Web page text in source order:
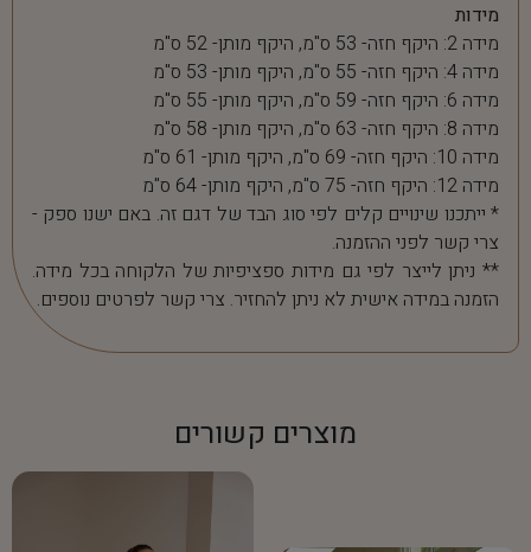
מידות
מידה 2: היקף חזה- 53 ס"מ, היקף מותן- 52 ס"מ
מידה 4: היקף חזה- 55 ס"מ, היקף מותן- 53 ס"מ
מידה 6: היקף חזה- 59 ס"מ, היקף מותן- 55 ס"מ
מידה 8: היקף חזה- 63 ס"מ, היקף מותן- 58 ס"מ
מידה 10: היקף חזה- 69 ס"מ, היקף מותן- 61 ס"מ
מידה 12: היקף חזה- 75 ס"מ, היקף מותן- 64 ס"מ
* ייתכנו שינויים קלים לפי סוג הבד של דגם זה. באם ישנו ספק -
צרי קשר לפני ההזמנה.
** ניתן לייצר לפי גם מידות ספציפיות של הלקוחה בכל מידה.
הזמנה במידה אישית לא ניתן להחזיר. צרי קשר לפרטים נוספים.
מוצרים קשורים